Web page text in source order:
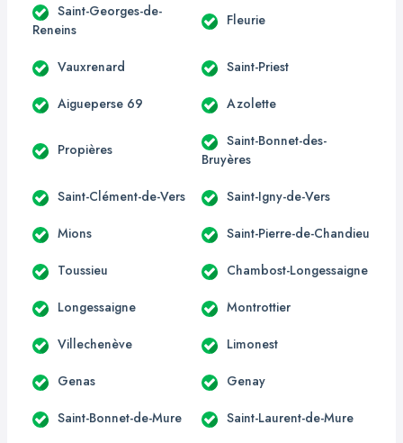
Saint-Georges-de-
Reneins
Fleurie
Vauxrenard Saint-Priest
Aigueperse 69 Azolette
Propières
Saint-Bonnet-des-
Bruyères
Saint-Clément-de-Vers Saint-Igny-de-Vers
Mions Saint-Pierre-de-Chandieu
Toussieu Chambost-Longessaigne
Longessaigne Montrottier
Villechenève Limonest
Genas Genay
Saint-Bonnet-de-Mure Saint-Laurent-de-Mure